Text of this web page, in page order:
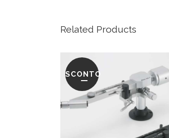
Related Products
SCONTO